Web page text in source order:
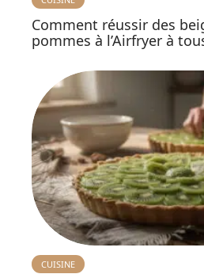
Comment réussir des
pommes à l’Airfryer à
CUISINE